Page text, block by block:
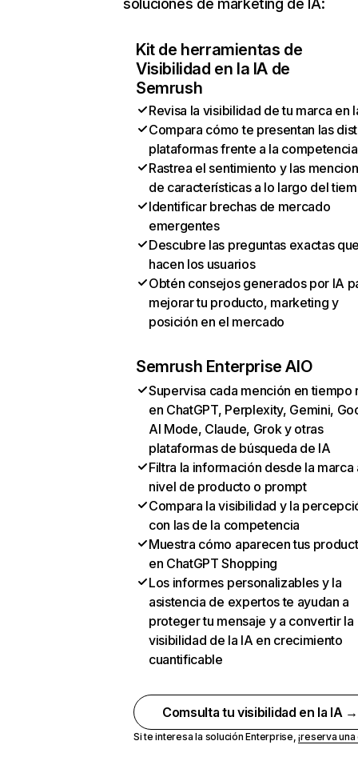
soluciones de marketing de IA:
Kit de herramientas de
Visibilidad en la IA de
Semrush
Revisa la visibilidad de tu marca en
Compara cómo te presentan las
plataformas frente a la competencia
Rastrea el sentimiento y las
de características a lo largo del
Identificar brechas de mercado
emergentes
Descubre las preguntas exactas
hacen los usuarios
Obtén consejos generados por IA
mejorar tu producto, marketing y
posición en el mercado
Semrush Enterprise AIO
Supervisa cada mención en tiempo
en ChatGPT, Perplexity, Gemini,
AI Mode, Claude, Grok y otras
plataformas de búsqueda de IA
Filtra la información desde la marca
nivel de producto o prompt
Compara la visibilidad y la
con las de la competencia
Muestra cómo aparecen tus
en ChatGPT Shopping
Los informes personalizables y la
asistencia de expertos te ayudan a
proteger tu mensaje y a convertir la
visibilidad de la IA en crecimiento
cuantificable
Comsulta tu visibilidad en la IA →
Si te interesa la solución Enterprise,¡reserva